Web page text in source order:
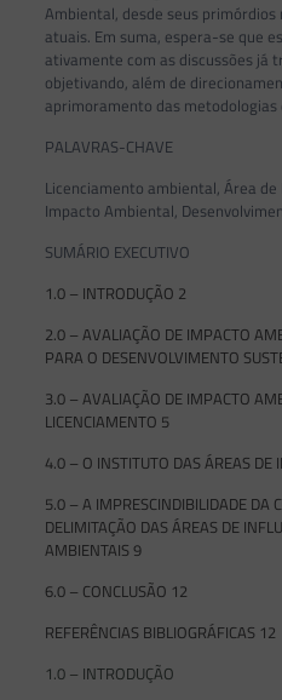
Ambiental, desde seus primórdios
atuais. Em suma, espera-se que
ativamente com as discussões já
objetivando, além de
aprimoramento das
PALAVRAS-CHAVE
Licenciamento ambiental, Área
Impacto Ambiental,
SUMÁRIO EXECUTIVO
1.0 – INTRODUÇÃO 2
2.0 – AVALIAÇÃO DE IMPACTO
PARA O DESENVOLVIMENTO
3.0 – AVALIAÇÃO DE IMPACTO
LICENCIAMENTO 5
4.0 – O INSTITUTO DAS ÁREAS DE
5.0 – A IMPRESCINDIBILIDADE DA
DELIMITAÇÃO DAS ÁREAS DE
AMBIENTAIS 9
6.0 – CONCLUSÃO 12
REFERÊNCIAS BIBLIOGRÁFICAS 12
1.0 – INTRODUÇÃO